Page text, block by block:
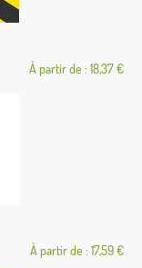
À partir de : 18,37 €
À partir de : 17,59 €